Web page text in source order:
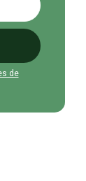
de